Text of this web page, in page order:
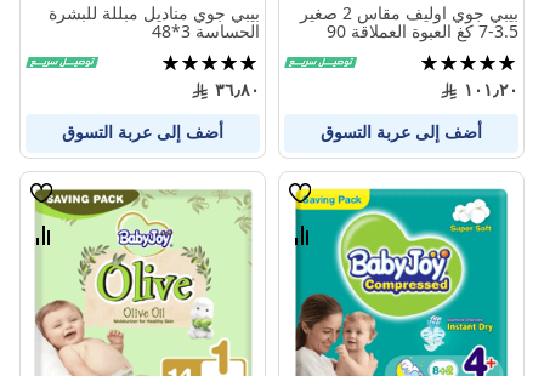
بيبي جوي اوليف مقاس 2 صغير
3.5-7 كغ العبوة العملاقة 90
حفاض
تقييم:
100%
١٠١٫٢٠
أضف إلى عربة التسوق
بيبي جوي مناديل مبللة للبشرة
الحساسة 3*48
تقييم:
100%
٣٦٫٨٠
أضف إلى عربة التسوق
قائمة
الامنيات
قارن
قائمة
قارن